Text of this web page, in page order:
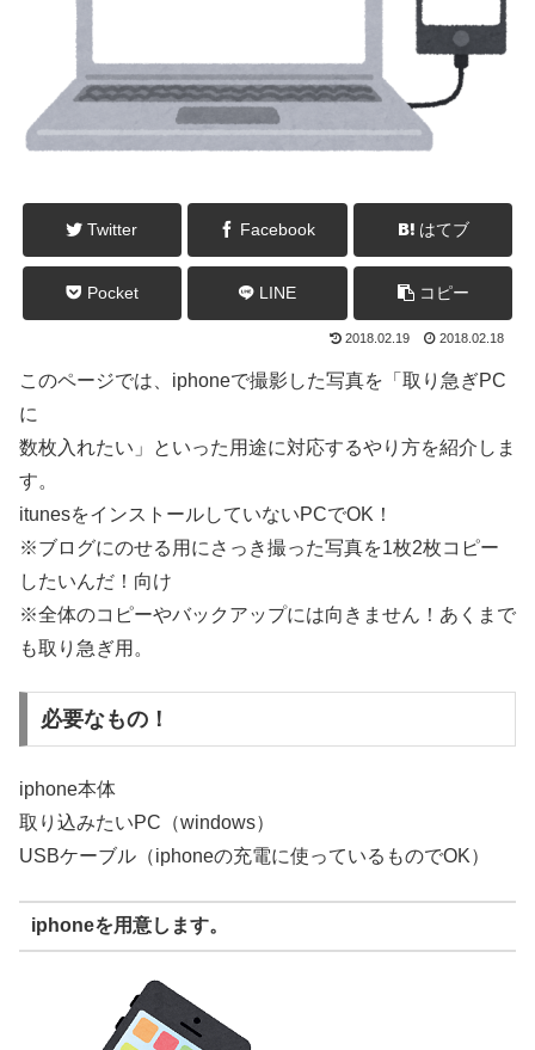
Twitter Facebook はてブ
Pocket LINE コピー
2018.02.19 2018.02.18
このページでは、iphoneで撮影した写真を「取り急ぎPC
に
数枚入れたい」といった用途に対応するやり方を紹介しま
す。
itunesをインストールしていないPCでOK！
※ブログにのせる用にさっき撮った写真を1枚2枚コピー
したいんだ！向け
※全体のコピーやバックアップには向きません！あくまで
も取り急ぎ用。
必要なもの！
iphone本体
取り込みたいPC（windows）
USBケーブル（iphoneの充電に使っているものでOK）
iphoneを用意します。